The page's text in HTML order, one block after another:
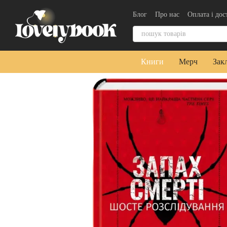
Перейти до основного контенту
Блог
Про нас
Оплата і
Контактна інформація
Книги Мерч